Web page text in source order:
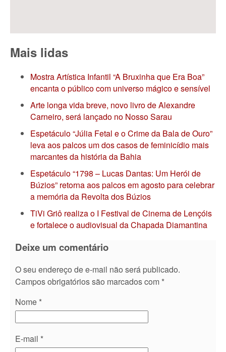
Mais lidas
Mostra Artística Infantil “A Bruxinha que Era Boa”
encanta o público com universo mágico e sensível
Arte longa vida breve, novo livro de Alexandre
Carneiro, será lançado no Nosso Sarau
Espetáculo “Júlia Fetal e o Crime da Bala de Ouro”
leva aos palcos um dos casos de feminicídio mais
marcantes da história da Bahia
Espetáculo “1798 – Lucas Dantas: Um Herói de
Búzios” retorna aos palcos em agosto para celebrar
a memória da Revolta dos Búzios
TiVi Griô realiza o I Festival de Cinema de Lençóis
e fortalece o audiovisual da Chapada Diamantina
Deixe um comentário
O seu endereço de e-mail não será publicado.
Campos obrigatórios são marcados com *
Nome *
E-mail *